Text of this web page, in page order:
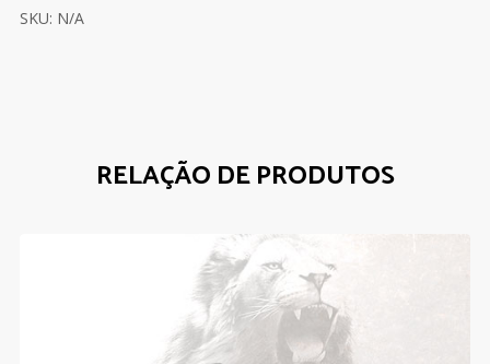
SKU: N/A
RELAÇÃO DE PRODUTOS